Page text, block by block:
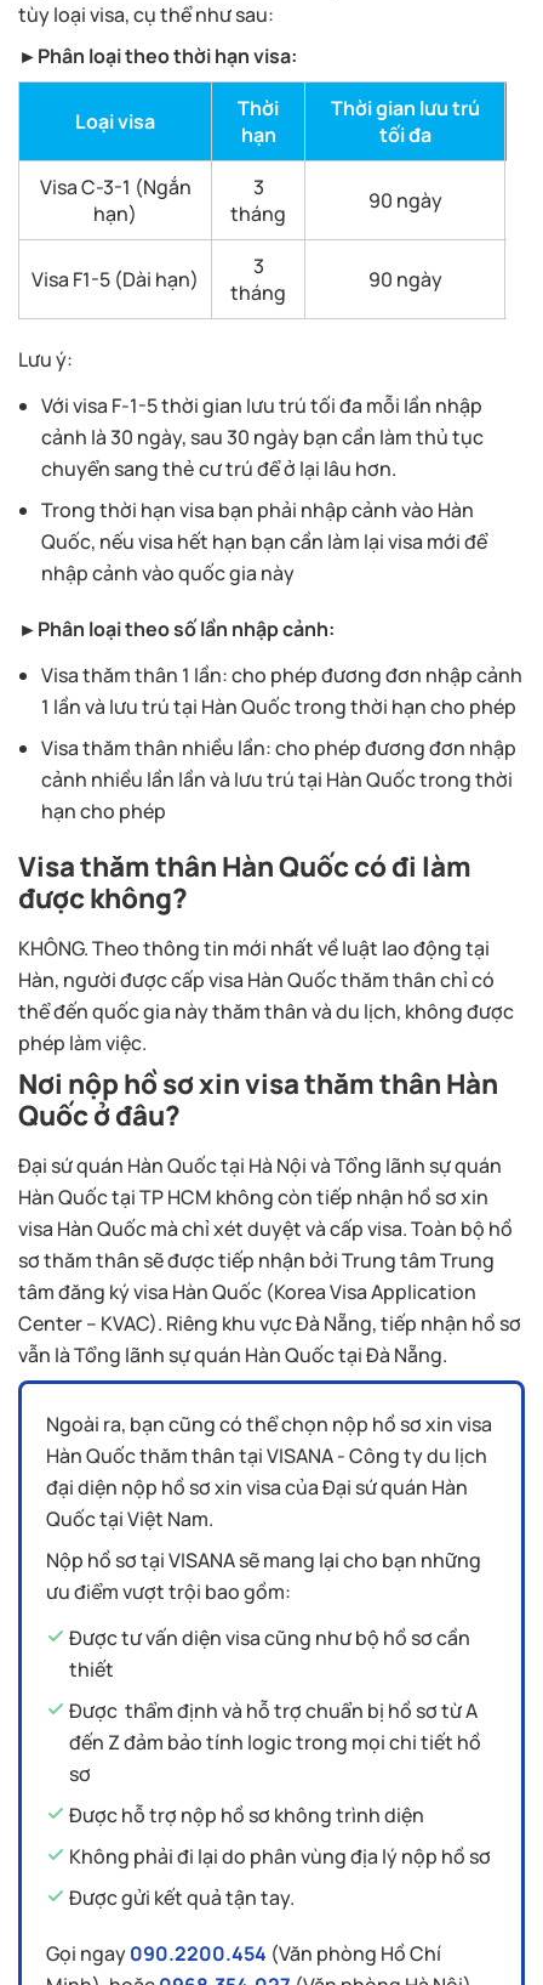
tùy loại visa, cụ thể như sau:
►Phân loại theo thời hạn visa:
Loại visa
Thời
hạn
Thời gian lưu trú
tối đa
Visa C-3-1 (Ngắn
hạn)
3
tháng
90 ngày
Visa F1-5 (Dài hạn)
3
tháng
90 ngày
Lưu ý:
Với visa F-1-5 thời gian lưu trú tối đa mỗi lần nhập
cảnh là 30 ngày, sau 30 ngày bạn cần làm thủ tục
chuyển sang thẻ cư trú để ở lại lâu hơn.
Trong thời hạn visa bạn phải nhập cảnh vào Hàn
Quốc, nếu visa hết hạn bạn cần làm lại visa mới để
nhập cảnh vào quốc gia này
►Phân loại theo số lần nhập cảnh:
Visa thăm thân 1 lần: cho phép đương đơn nhập cảnh
1 lần và lưu trú tại Hàn Quốc trong thời hạn cho phép
Visa thăm thân nhiều lần: cho phép đương đơn nhập
cảnh nhiều lần lần và lưu trú tại Hàn Quốc trong thời
hạn cho phép
Visa thăm thân Hàn Quốc có đi làm
được không?
KHÔNG. Theo thông tin mới nhất về luật lao động tại
Hàn, người được cấp visa Hàn Quốc thăm thân chỉ có
thể đến quốc gia này thăm thân và du lịch, không được
phép làm việc.
Nơi nộp hồ sơ xin visa thăm thân Hàn
Quốc ở đâu?
Đại sứ quán Hàn Quốc tại Hà Nội và Tổng lãnh sự quán
Hàn Quốc tại TP HCM không còn tiếp nhận hồ sơ xin
visa Hàn Quốc mà chỉ xét duyệt và cấp visa. Toàn bộ hồ
sơ thăm thân sẽ được tiếp nhận bởi Trung tâm Trung
tâm đăng ký visa Hàn Quốc (Korea Visa Application
Center – KVAC). Riêng khu vực Đà Nẵng, tiếp nhận hồ sơ
vẫn là Tổng lãnh sự quán Hàn Quốc tại Đà Nẵng.
Ngoài ra, bạn cũng có thể chọn nộp hồ sơ xin visa
Hàn Quốc thăm thân tại VISANA - Công ty du lịch
đại diện nộp hồ sơ xin visa của Đại sứ quán Hàn
Quốc tại Việt Nam.
Nộp hồ sơ tại VISANA sẽ mang lại cho bạn những
ưu điểm vượt trội bao gồm:
Được tư vấn diện visa cũng như bộ hồ sơ cần
thiết
Được thẩm định và hỗ trợ chuẩn bị hồ sơ từ A
đến Z đảm bảo tính logic trong mọi chi tiết hồ
sơ
Được hỗ trợ nộp hồ sơ không trình diện
Không phải đi lại do phân vùng địa lý nộp hồ sơ
Được gửi kết quả tận tay.
Gọi ngay090.2200.454 (Văn phòng Hồ Chí